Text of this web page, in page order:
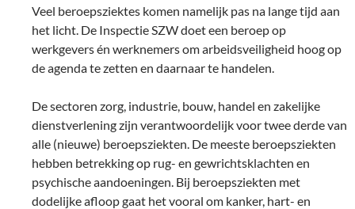
Veel beroepsziektes komen namelijk pas na lange tijd aan
het licht. De Inspectie SZW doet een beroep op
werkgevers én werknemers om arbeidsveiligheid hoog op
de agenda te zetten en daarnaar te handelen.
De sectoren zorg, industrie, bouw, handel en zakelijke
dienstverlening zijn verantwoordelijk voor twee derde van
alle (nieuwe) beroepsziekten. De meeste beroepsziekten
hebben betrekking op rug- en gewrichtsklachten en
psychische aandoeningen. Bij beroepsziekten met
dodelijke afloop gaat het vooral om kanker, hart- en